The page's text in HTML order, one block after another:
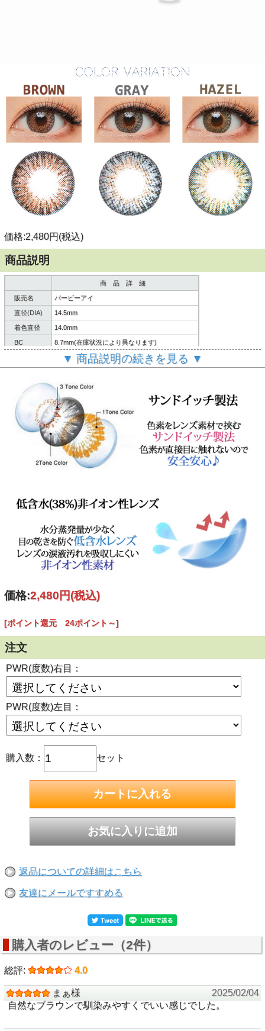
価格:2,480円(税込)
商品説明
商 品 詳 細
販売名 バービーアイ
直径(DIA) 14.5mm
着色直径 14.0mm
BC 8.7mm(在庫状況により異なります)
38%
製造方法 サンドイッチ製法
使用期限
６ヶ月～１年間
(使用頻度・使用方法により異なります。)
製造国
韓国
ご案内 個人輸入扱いとなります。 (必読)
御注意下さい
■使用に際しては、使用説明書をよくお読みください。
■連続してご使用の際は４時間おきに一度コンタクレンズを
▼ 商品説明の続きを見る ▼
価格:2,480円(税込)
[ポイント還元 24ポイント～]
注文
PWR(度数)右目：
PWR(度数)左目：
購入数： セット
返品についての詳細はこちら
友達にメールですすめる
購入者のレビュー（2件）
総評: 4.0
まぁ様
2025/02/04
自然なブラウンで馴染みやすくでいい感じでした。